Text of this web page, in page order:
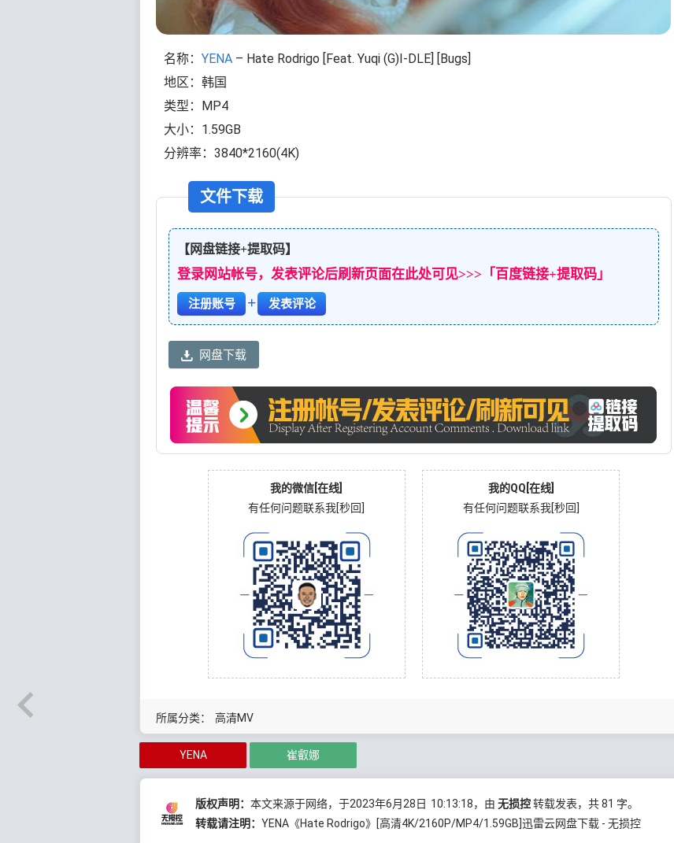
所属分类： 高清MV
名称： YENA – Hate Rodrigo [Feat. Yuqi (G)I-DLE] [Bugs]
地区：韩国
类型：MP4
大小：1.59GB
分辨率：3840*2160(4K)
文件下载
【网盘链接+提取码】
登录网站帐号，发表评论后刷新页面在此处可见>>>「百度链接+提取码」
注册账号 + 发表评论
网盘下载
我的微信[在线]
有任何问题联系我[秒回]
我的QQ[在线]
有任何问题联系我[秒回]
YENA 崔叡娜
版权声明： 本文来源于网络，于2023年6月28日 10:13:18，由 无损控转载发表，共 81 字。
转载请注明： YENA《Hate Rodrigo》[高清4K/2160P/MP4/1.59GB]迅雷云网盘下载 - 无损控